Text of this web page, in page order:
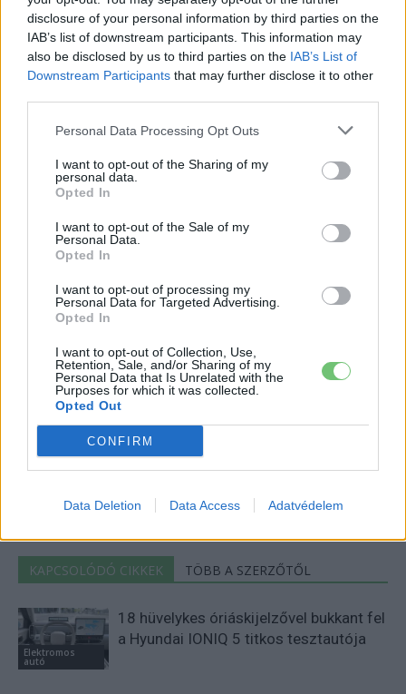
disclosure of your personal information by third parties on the
IAB’s list of downstream participants. This information may
also be disclosed by us to third parties on the IAB’s List of
Downstream Participants that may further disclose it to other
Personal Data Processing Opt Outs
I want to opt-out of the Sharing of my
personal data.
Opted In
I want to opt-out of the Sale of my
Personal Data.
Opted In
I want to opt-out of processing my
Personal Data for Targeted Advertising.
Opted In
I want to opt-out of Collection, Use,
Retention, Sale, and/or Sharing of my
Personal Data that Is Unrelated with the
Purposes for which it was collected.
Opted Out
CONFIRM
Data Deletion Data Access Adatvédelem
Kövesd az e-cars.hu-t a Facebookon is, további
tartalmakért!
CÍMKÉK Átalakulás Hyundai
Hyundai IONIQ Electric
Főállásban Informatikus kocka, de lelkében elkötelezett gamer,
KAPCSOLÓDÓ CIKKEK TÖBB A SZERZŐTŐL
Elektromos
autó
18 hüvelykes óriáskijelzővel bukkant fel
a Hyundai IONIQ 5 titkos tesztautója